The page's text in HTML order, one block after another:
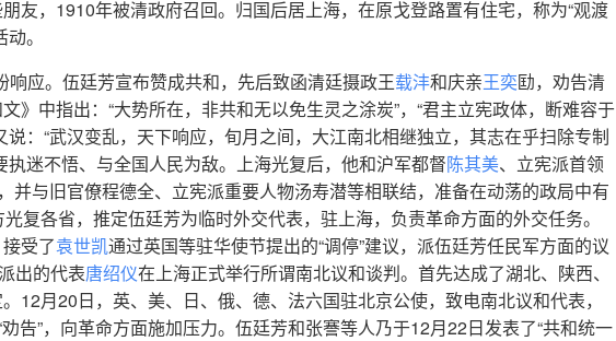
友，1910年被清政府召回。归国后居上海，在原戈登路置有住宅，称为“观渡
。
应。伍廷芳宣布赞成共和，先后致函清廷摄政王载沣和庆亲王奕劻，劝告清
》中指出：“大势所在，非共和无以免生灵之涂炭”，“君主立宪政体，断难容于
说：“武汉变乱，天下响应，旬月之间，大江南北相继独立，其志在乎扫除专制
迷不悟、与全国人民为敌。上海光复后，他和沪军都督陈其美、立宪派首领
并与旧官僚程德全、立宪派重要人物汤寿潜等相联结，准备在动荡的政局中有
复各省，推定伍廷芳为临时外交代表，驻上海，负责革命方面的外交任务。
受了袁世凯通过英国等驻华使节提出的“调停”建议，派伍廷芳任民军方面的议
出的代表唐绍仪在上海正式举行所谓南北议和谈判。首先达成了湖北、陕西、
12月20日，英、美、日、俄、德、法六国驻北京公使，致电南北议和代表，
告”，向革命方面施加压力。伍廷芳和张謇等人乃于12月22日发表了“共和统一